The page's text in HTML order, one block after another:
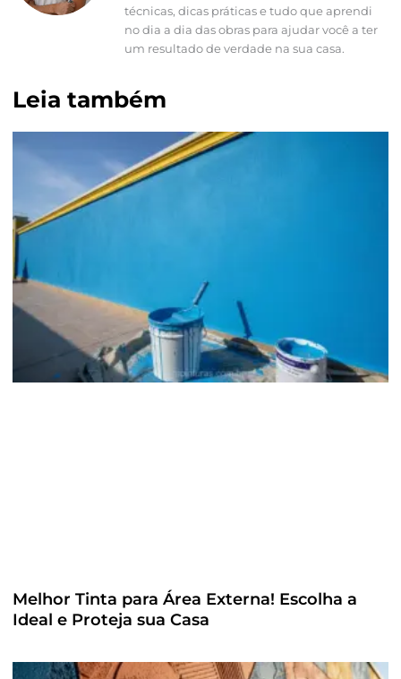
técnicas, dicas práticas e tudo que aprendi
no dia a dia das obras para ajudar você a ter
um resultado de verdade na sua casa.
Leia também
Melhor Tinta para Área Externa! Escolha a
Ideal e Proteja sua Casa